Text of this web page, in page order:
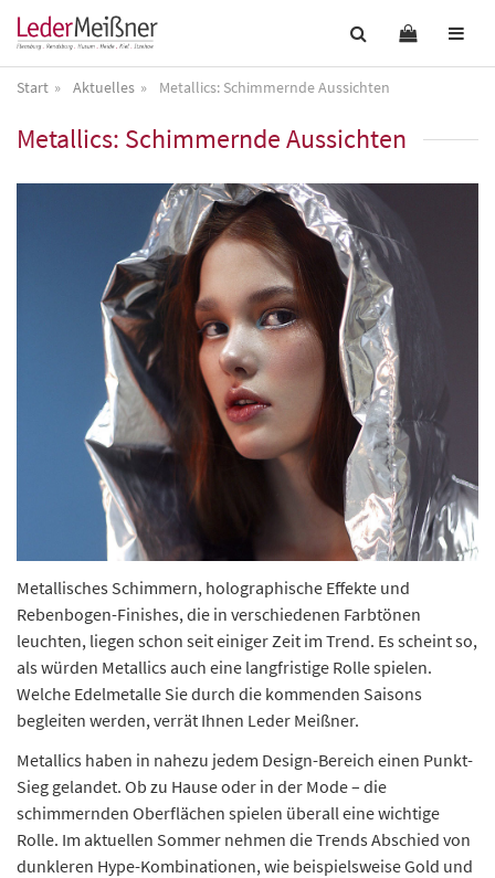
Start Aktuelles Metallics: Schimmernde Aussichten
Metallics: Schimmernde Aussichten
Metallisches Schimmern, holographische Effekte und
Rebenbogen-Finishes, die in verschiedenen Farbtönen
leuchten, liegen schon seit einiger Zeit im Trend. Es scheint so,
als würden Metallics auch eine langfristige Rolle spielen.
Welche Edelmetalle Sie durch die kommenden Saisons
begleiten werden, verrät Ihnen Leder Meißner.
Metallics haben in nahezu jedem Design-Bereich einen Punkt-
Sieg gelandet. Ob zu Hause oder in der Mode – die
schimmernden Oberflächen spielen überall eine wichtige
Rolle. Im aktuellen Sommer nehmen die Trends Abschied von
dunkleren Hype-Kombinationen, wie beispielsweise Gold und